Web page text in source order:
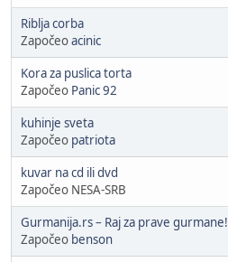
Riblja corba
Započeoacinic
Kora za puslica torta
Započeo Panic 92
kuhinje sveta
Započeo patriota
kuvar na cd ili dvd
Započeo NESA-SRB
Gurmanija.rs – Raj za prave gurmane!
Započeo benson